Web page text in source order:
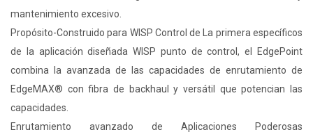
mantenimiento excesivo.
Propósito-Construido para WISP Control de La primera específicos
de la aplicación diseñada WISP punto de control, el EdgePoint
combina la avanzada de las capacidades de enrutamiento de
EdgeMAX® con fibra de backhaul y versátil que potencian las
capacidades.
Enrutamiento avanzado de Aplicaciones Poderosas